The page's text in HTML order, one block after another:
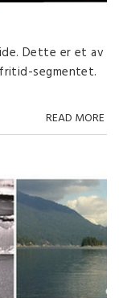
Dette er et av
segmentet.
READ MORE